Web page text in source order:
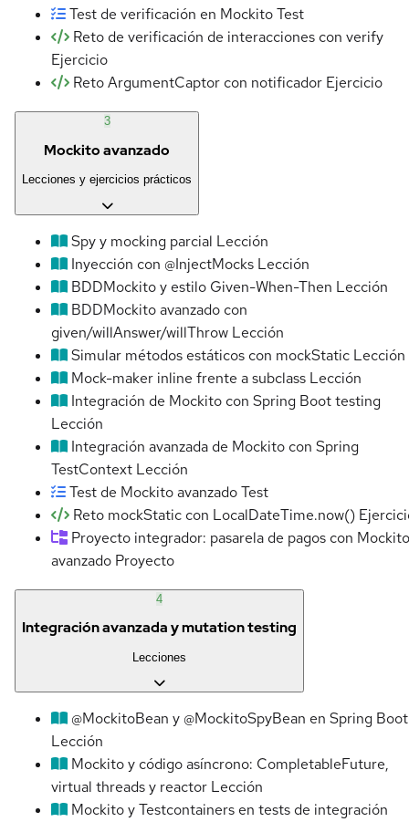
Test de verificación en MockitoTest
Reto de verificación de interacciones con verify
Ejercicio
Reto ArgumentCaptor con notificador Ejercicio
3
Mockito avanzado
Lecciones y ejercicios prácticos
Spy y mocking parcial Lección
Inyección con @InjectMocks Lección
BDDMockito y estilo Given-When-Then Lección
BDDMockito avanzado con
given/willAnswer/willThrow Lección
Simular métodos estáticos con mockStatic Lección
Mock-maker inline frente a subclass Lección
Integración de Mockito con Spring Boot testing
Lección
Integración avanzada de Mockito con Spring
TestContext Lección
Test de Mockito avanzadoTest
Reto mockStatic con LocalDateTime.now()
Proyecto integrador: pasarela de pagos con Mockito
avanzado Proyecto
4
Integración avanzada y mutation testing
Lecciones
@MockitoBean y @MockitoSpyBean en Spring
Lección
Mockito y código asíncrono: CompletableFuture,
virtual threads y reactor Lección
Mockito y Testcontainers en tests de integración